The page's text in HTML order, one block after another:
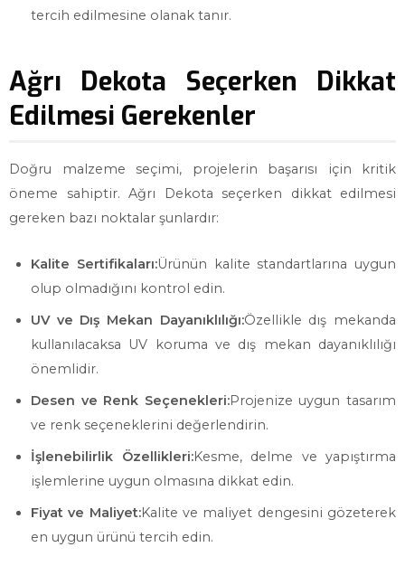
tercih edilmesine olanak tanır.
Ağrı Dekota Seçerken Dikkat
Edilmesi Gerekenler
Doğru malzeme seçimi, projelerin başarısı için kritik
öneme sahiptir. Ağrı Dekota seçerken dikkat edilmesi
gereken bazı noktalar şunlardır:
Kalite Sertifikaları:Ürünün kalite standartlarına uygun
olup olmadığını kontrol edin.
UV ve Dış Mekan Dayanıklılığı:Özellikle dış mekanda
kullanılacaksa UV koruma ve dış mekan dayanıklılığı
önemlidir.
Desen ve Renk Seçenekleri:Projenize uygun tasarım
ve renk seçeneklerini değerlendirin.
İşlenebilirlik Özellikleri:Kesme, delme ve yapıştırma
işlemlerine uygun olmasına dikkat edin.
Fiyat ve Maliyet:Kalite ve maliyet dengesini gözeterek
en uygun ürünü tercih edin.